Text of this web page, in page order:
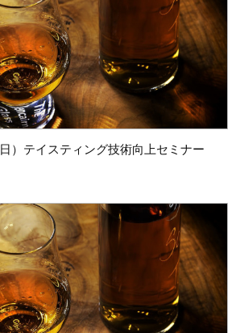
）テイスティング技術向上セミナー